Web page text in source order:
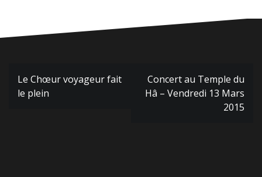
Navigation
de
Le Chœur voyageur fait
le plein
Concert au Temple du
Hâ – Vendredi 13 Mars
2015